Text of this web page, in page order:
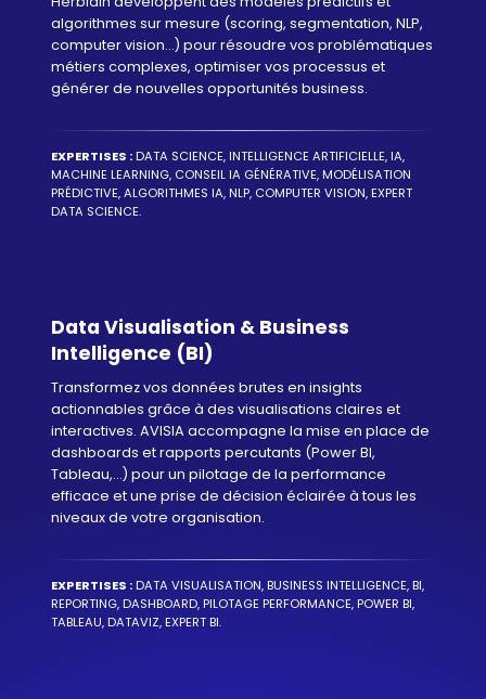
algorithmes sur mesure (scoring, segmentation, NLP,
computer vision...) pour résoudre vos problématiques
métiers complexes, optimiser vos processus et
générer de nouvelles opportunités business.
EXPERTISES :DATA SCIENCE, INTELLIGENCE ARTIFICIELLE, IA,
MACHINE LEARNING, CONSEIL IA GÉNÉRATIVE, MODÉLISATION
PRÉDICTIVE, ALGORITHMES IA, NLP, COMPUTER VISION, EXPERT
DATA SCIENCE.
Data Visualisation & Business
Intelligence (BI)
Transformez vos données brutes en insights
actionnables grâce à des visualisations claires et
interactives. AVISIA accompagne la mise en place de
dashboards et rapports percutants (Power BI,
Tableau,...) pour un pilotage de la performance
efficace et une prise de décision éclairée à tous les
niveaux de votre organisation.
EXPERTISES :DATA VISUALISATION, BUSINESS INTELLIGENCE, BI,
REPORTING, DASHBOARD, PILOTAGE PERFORMANCE, POWER BI,
TABLEAU, DATAVIZ, EXPERT BI.